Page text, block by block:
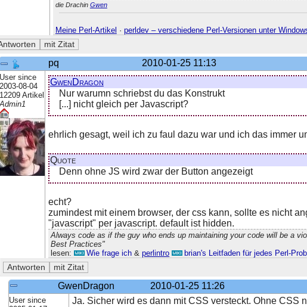
die Drachin Gwen
Meine Perl-Artikel · perldev – verschiedene Perl-Versionen unter
pq 2010-01-25 11:13
User since
2003-08-04
12209 Artikel
Admin1
GwenDragon
Nur warumn schriebst du das Konstrukt
[...] nicht gleich per Javascript?
ehrlich gesagt, weil ich zu faul dazu war und ich das immer
Quote
Denn ohne JS wird zwar der Button angezeigt
echt?
zumindest mit einem browser, der css kann, sollte es nicht
"javascript" per javascript. default ist hidden.
Always code as if the guy who ends up maintaining your code will be a
Best Practices"
lesen:
Wie frage ich &perlintro brian's Leitfaden für jedes Perl-
GwenDragon 2010-01-25 11:26
User since
Ja. Sicher wird es dann mit CSS versteckt. Ohne CSS